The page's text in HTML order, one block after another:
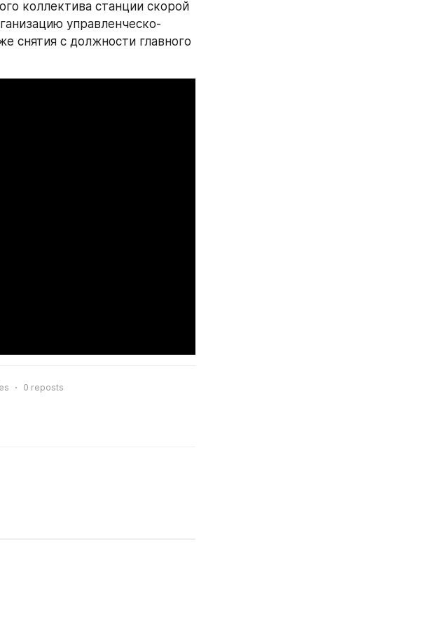
коллектива станции скорой
управленческо-
снятия с должности главного
0 reposts